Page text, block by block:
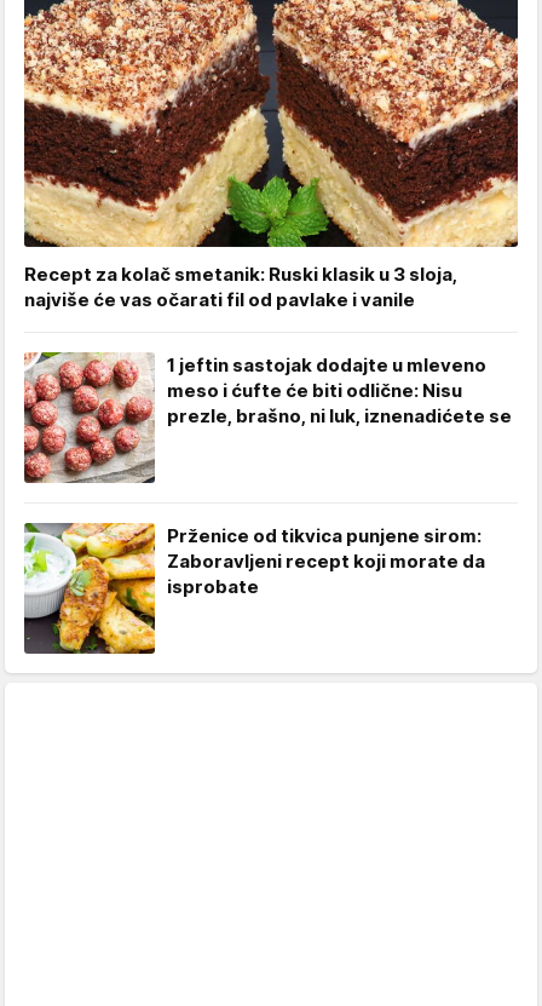
Recept za kolač smetanik: Ruski klasik u 3 sloja,
najviše će vas očarati fil od pavlake i vanile
1 jeftin sastojak dodajte u mleveno
meso i ćufte će biti odlične: Nisu
prezle, brašno, ni luk, iznenadićete se
Prženice od tikvica punjene sirom:
Zaboravljeni recept koji morate da
isprobate